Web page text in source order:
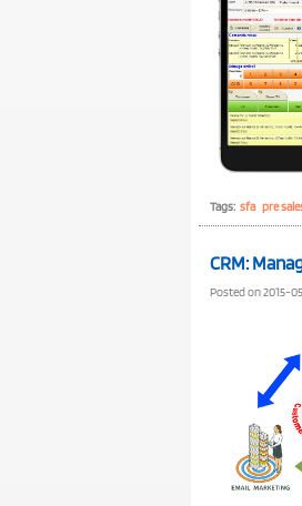
Tags: sfa pre
CRM:
Posted on 2015-